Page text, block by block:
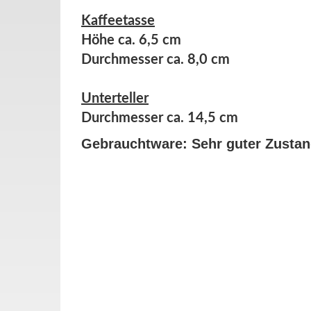
Kaffeetasse
Höhe ca. 6,5 cm
Durchmesser ca. 8,0 cm
Unterteller
Durchmesser ca. 14,5 cm
Gebrauchtware: Sehr guter